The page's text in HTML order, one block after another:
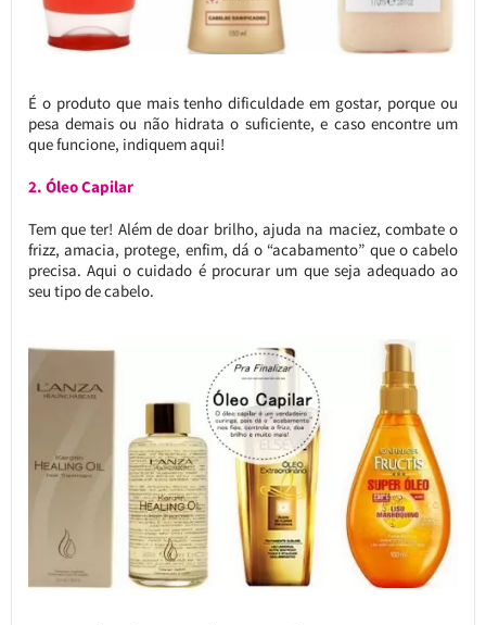
É o produto que mais tenho dificuldade em gostar, porque ou
pesa demais ou não hidrata o suficiente, e caso encontre um
que funcione, indiquem aqui!
2. Óleo Capilar
Tem que ter! Além de doar brilho, ajuda na maciez, combate o
frizz, amacia, protege, enfim, dá o “acabamento” que o cabelo
precisa. Aqui o cuidado é procurar um que seja adequado ao
seu tipo de cabelo.